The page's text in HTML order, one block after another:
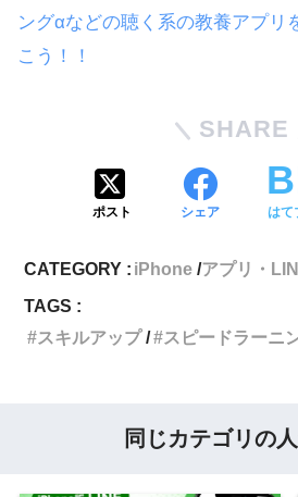
ングαなどの聴く系の教養アプリ
こう！！
SHARE
ポスト シェア はて
CATEGORY : iPhone アプリ・
TAGS :
スキルアップ
スピードラーニ
同じカテゴリの